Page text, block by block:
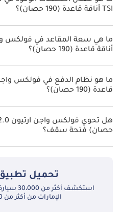
TSI أناقة قاعدة (190 حصان)؟
يبلغ معدل استهلاك الوقود المقترح
واجن ارتيون 2026 من 13.7 كم/ليتر - 16.7 كم/ليتر.
أناقة قاعدة (190 حصان)؟
تتسع فولكس واجن ارتيون 2.0 TSI أناقة قاعدة (190 حصان) لأ 5 أشخاص.
قاعدة (190 حصان)؟
حصان) فتحة سقف؟
تحميل
استكشف
الإمارات من أكثر من 350 وكيل معتمد.